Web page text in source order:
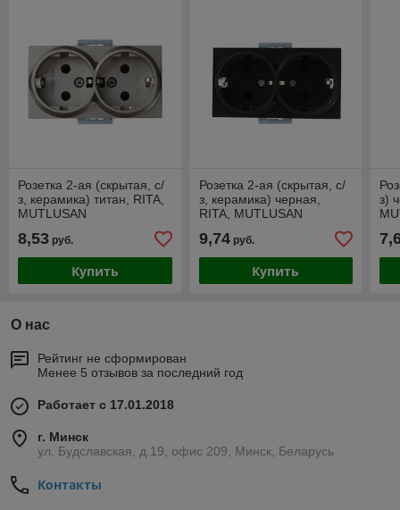
Розетка 2-ая (скрытая, с/
з, керамика) титан, RITA,
MUTLUSAN
8,53 руб.
Купить
Розетка 2-ая (скрытая, с/
з, керамика) черная,
RITA, MUTLUSAN
9,74руб.
Купить
з)
О нас
Рейтинг не сформирован
Менее 5 отзывов за последний год
Работает с 17.01.2018
г. Минск
ул. Будславская, д.19, офис 209, Минск, Беларусь
Контакты